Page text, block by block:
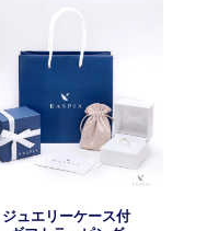
ジュエリーケース付